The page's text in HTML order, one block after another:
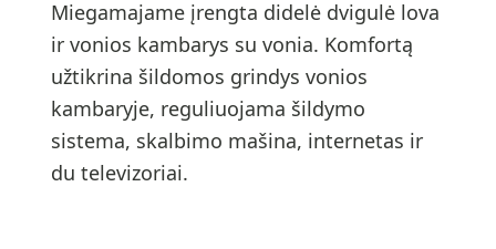
Miegamajame įrengta didelė dvigulė lova
ir vonios kambarys su vonia. Komfortą
užtikrina šildomos grindys vonios
kambaryje, reguliuojama šildymo
sistema, skalbimo mašina, internetas ir
du televizoriai.